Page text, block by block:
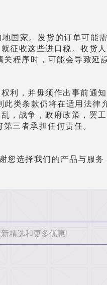
家。发货的订单可能
征收这些进口税。收
程序时，可能会导致延
权利，并毋须作出事前通
此类条款仍将在适用法律
， 战争，政府政策， 罢
第三者承担任何责任。
您选择我们 的产品与服务